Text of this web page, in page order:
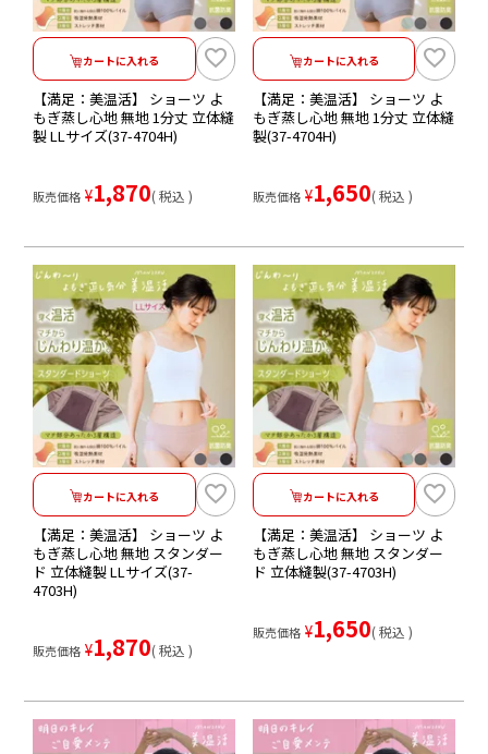
カートに入れる
【満足：美温活】 ショーツ よ
もぎ蒸し心地 無地 1分丈 立体縫
製 LLサイズ(37-4704H)
販売価格 ¥1,870 税込
カートに入れる
【満足：美温活】 ショーツ よ
もぎ蒸し心地 無地 1分丈 立体縫
製(37-4704H)
販売価格 ¥1,650 税込
カートに入れる
【満足：美温活】 ショーツ よ
もぎ蒸し心地 無地 スタンダー
ド 立体縫製 LLサイズ(37-
4703H)
販売価格 ¥1,870 税込
カートに入れる
【満足：美温活】 ショーツ よ
もぎ蒸し心地 無地 スタンダー
ド 立体縫製(37-4703H)
販売価格 ¥1,650 税込